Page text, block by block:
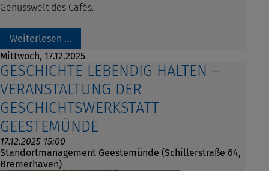
Genusswelt des Cafés.
Weiterlesen …
Mittwoch, 17.12.2025
GESCHICHTE LEBENDIG HALTEN –
VERANSTALTUNG DER
GESCHICHTSWERKSTATT
GEESTEMÜNDE
17.12.2025 15:00
Standortmanagement Geestemünde (Schillerstraße 64,
Bremerhaven)